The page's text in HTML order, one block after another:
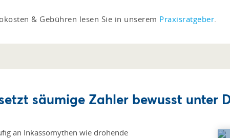
& Gebühren lesen Sie in unserem Praxisratgeber.
säumige Zahler bewusst unter
an Inkassomythen wie drohende